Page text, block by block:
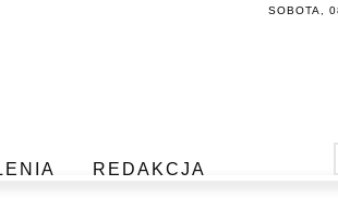
SOBOTA,
REDAKCJA